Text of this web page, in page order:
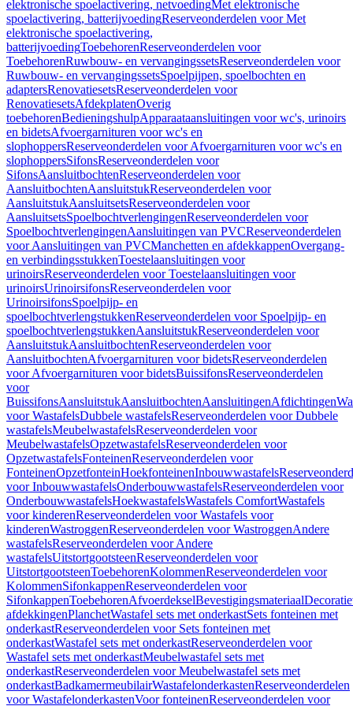
elektronische spoelactivering, netvoedingMet elektronische
spoelactivering, batterijvoedingReserveonderdelen voor Met
elektronische spoelactivering,
batterijvoedingToebehorenReserveonderdelen voor
ToebehorenRuwbouw- en vervangingssetsReserveonderdelen voor
Ruwbouw- en vervangingssetsSpoelpijpen, spoelbochten en
adaptersRenovatiesetsReserveonderdelen voor
RenovatiesetsAfdekplatenOverig
toebehorenBedieningshulpApparaataansluitingen voor wc's, urinoirs
en bidetsAfvoergarnituren voor wc's en
slophoppersReserveonderdelen voor Afvoergarnituren voor wc's en
slophoppersSifonsReserveonderdelen voor
SifonsAansluitbochtenReserveonderdelen voor
AansluitbochtenAansluitstukReserveonderdelen voor
AansluitstukAansluitsetsReserveonderdelen voor
AansluitsetsSpoelbochtverlengingenReserveonderdelen voor
SpoelbochtverlengingenAansluitingen van PVCReserveonderdelen
voor Aansluitingen van PVCManchetten en afdekkappenOvergang-
en verbindingsstukkenToestelaansluitingen voor
urinoirsReserveonderdelen voor Toestelaansluitingen voor
urinoirsUrinoirsifonsReserveonderdelen voor
UrinoirsifonsSpoelpijp- en
spoelbochtverlengstukkenReserveonderdelen voor Spoelpijp- en
spoelbochtverlengstukkenAansluitstukReserveonderdelen voor
AansluitstukAansluitbochtenReserveonderdelen voor
AansluitbochtenAfvoergarnituren voor bidetsReserveonderdelen
voor Afvoergarnituren voor bidetsBuissifonsReserveonderdelen
voor
BuissifonsAansluitstukAansluitbochtenAansluitingenAfdichtingen
voor WastafelsDubbele wastafelsReserveonderdelen voor Dubbele
wastafelsMeubelwastafelsReserveonderdelen voor
MeubelwastafelsOpzetwastafelsReserveonderdelen voor
OpzetwastafelsFonteinenReserveonderdelen voor
FonteinenOpzetfonteinHoekfonteinenInbouwwastafels
voor InbouwwastafelsOnderbouwwastafelsReserveonderdelen voor
OnderbouwwastafelsHoekwastafelsWastafels ComfortWastafels
voor kinderenReserveonderdelen voor Wastafels voor
kinderenWastroggenReserveonderdelen voor WastroggenAndere
wastafelsReserveonderdelen voor Andere
wastafelsUitstortgootsteenReserveonderdelen voor
UitstortgootsteenToebehorenKolommenReserveonderdelen voor
KolommenSifonkappenReserveonderdelen voor
SifonkappenToebehorenAfvoerdekselBevestigingsmateriaal
afdekkingenPlanchetWastafel sets met onderkastSets fonteinen met
onderkastReserveonderdelen voor Sets fonteinen met
onderkastWastafel sets met onderkastReserveonderdelen voor
Wastafel sets met onderkastMeubelwastafel sets met
onderkastReserveonderdelen voor Meubelwastafel sets met
onderkastBadkamermeubilairWastafelonderkastenReserveonderdelen
voor WastafelonderkastenVoor fonteinenReserveonderdelen voor